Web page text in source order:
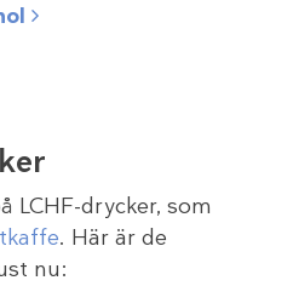
LCHF-drycker, som
. Här är de
nu: